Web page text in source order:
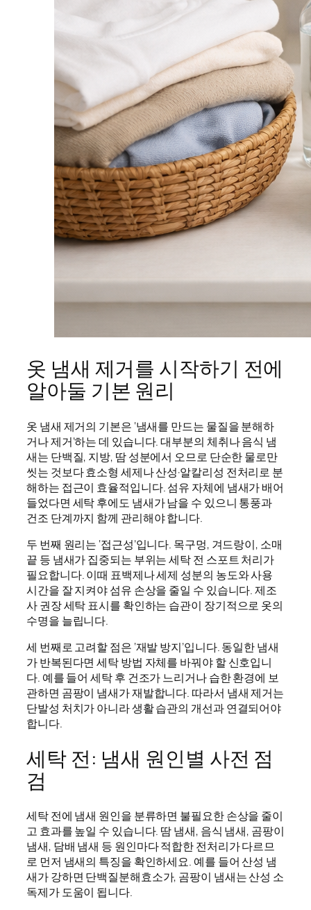
옷 냄새 제거를 시작하기 전에
알아둘 기본 원리
옷 냄새 제거의 기본은 ‘냄새를 만드는 물질을 분해하
거나 제거’하는 데 있습니다. 대부분의 체취나 음식 냄
새는 단백질, 지방, 땀 성분에서 오므로 단순한 물로만
씻는 것보다 효소형 세제나 산성·알칼리성 전처리로 분
해하는 접근이 효율적입니다. 섬유 자체에 냄새가 배어
들었다면 세탁 후에도 냄새가 남을 수 있으니 통풍과
건조 단계까지 함께 관리해야 합니다.
두 번째 원리는 ‘접근성’입니다. 목구멍, 겨드랑이, 소매
끝 등 냄새가 집중되는 부위는 세탁 전 스포트 처리가
필요합니다. 이때 표백제나 세제 성분의 농도와 사용
시간을 잘 지켜야 섬유 손상을 줄일 수 있습니다. 제조
사 권장 세탁 표시를 확인하는 습관이 장기적으로 옷의
수명을 늘립니다.
세 번째로 고려할 점은 ‘재발 방지’입니다. 동일한 냄새
가 반복된다면 세탁 방법 자체를 바꿔야 할 신호입니
다. 예를 들어 세탁 후 건조가 느리거나 습한 환경에 보
관하면 곰팡이 냄새가 재발합니다. 따라서 냄새 제거는
단발성 처치가 아니라 생활 습관의 개선과 연결되어야
합니다.
세탁 전: 냄새 원인별 사전 점
검
세탁 전에 냄새 원인을 분류하면 불필요한 손상을 줄이
고 효과를 높일 수 있습니다. 땀 냄새, 음식 냄새, 곰팡이
냄새, 담배 냄새 등 원인마다 적합한 전처리가 다르므
로 먼저 냄새의 특징을 확인하세요. 예를 들어 산성 냄
새가 강하면 단백질분해효소가, 곰팡이 냄새는 산성 소
독제가 도움이 됩니다.